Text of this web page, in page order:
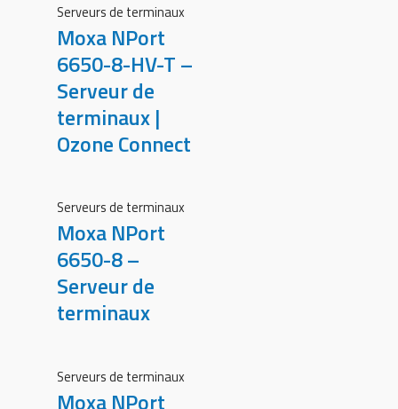
Serveurs de terminaux
Moxa NPort
6650-8-HV-T –
Serveur de
terminaux |
Ozone Connect
Serveurs de terminaux
Moxa NPort
6650-8 –
Serveur de
terminaux
Serveurs de terminaux
Moxa NPort